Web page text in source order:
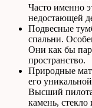
Часто именно
недостающей
Подвесные
спальни.
Они как бы
пространство.
Природные
его
Высший
камень, стекло